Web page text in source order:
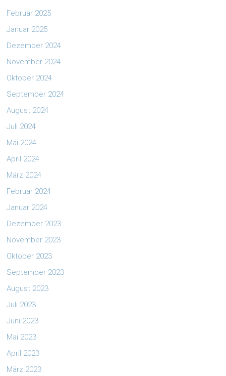
Februar 2025
Januar 2025
Dezember 2024
November 2024
Oktober 2024
September 2024
August 2024
Juli 2024
Mai 2024
April 2024
März 2024
Februar 2024
Januar 2024
Dezember 2023
November 2023
Oktober 2023
September 2023
August 2023
Juli 2023
Juni 2023
Mai 2023
April 2023
März 2023